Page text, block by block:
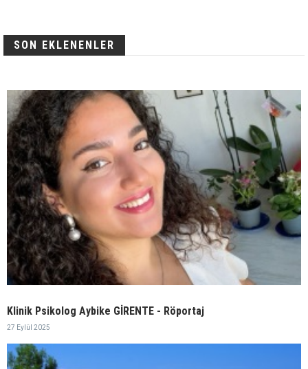
SON EKLENENLER
Klinik Psikolog Aybike GİRENTE - Röportaj
27 Eylül 2025